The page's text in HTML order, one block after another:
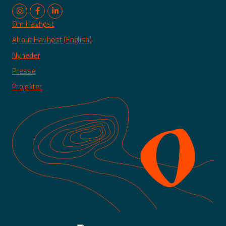
Om Havhøst
About Havhøst (English)
Nyheder
Presse
Projekter